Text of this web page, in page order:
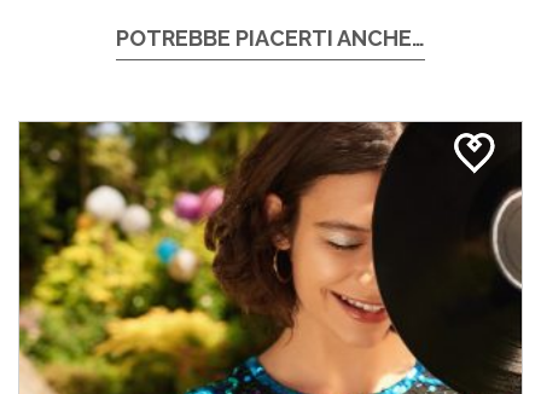
POTREBBE PIACERTI ANCHE…